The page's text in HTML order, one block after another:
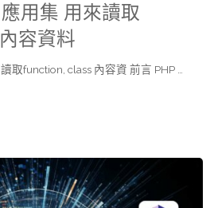
用集 用來讀取
容資料
取function, class 內容資 前言 PHP …